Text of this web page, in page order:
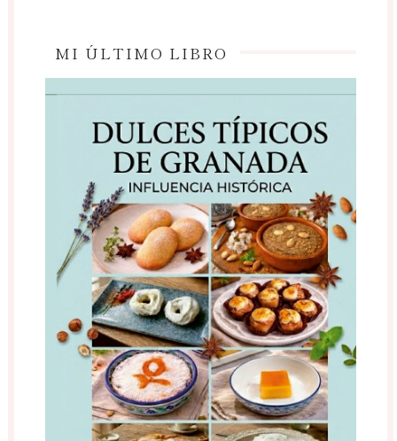
MI ÚLTIMO LIBRO